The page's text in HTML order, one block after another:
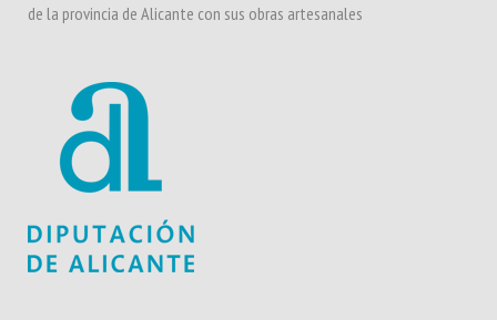
de la provincia de Alicante con sus obras artesanales